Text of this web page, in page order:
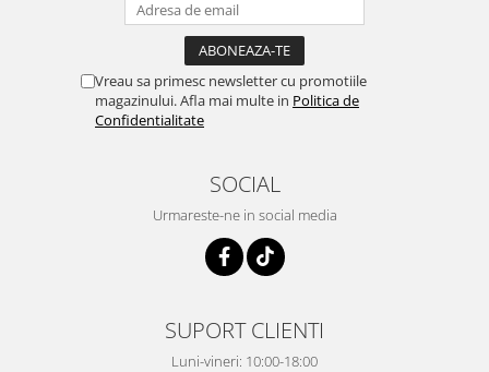
Vreau sa primesc newsletter cu promotiile
magazinului. Afla mai multe in Politica de
Confidentialitate
SOCIAL
Urmareste-ne in social media
SUPORT CLIENTI
Luni-vineri: 10:00-18:00